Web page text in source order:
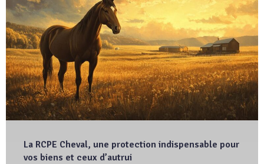
La RCPE Cheval, une protection indispensable pour
vos biens et ceux d’autrui